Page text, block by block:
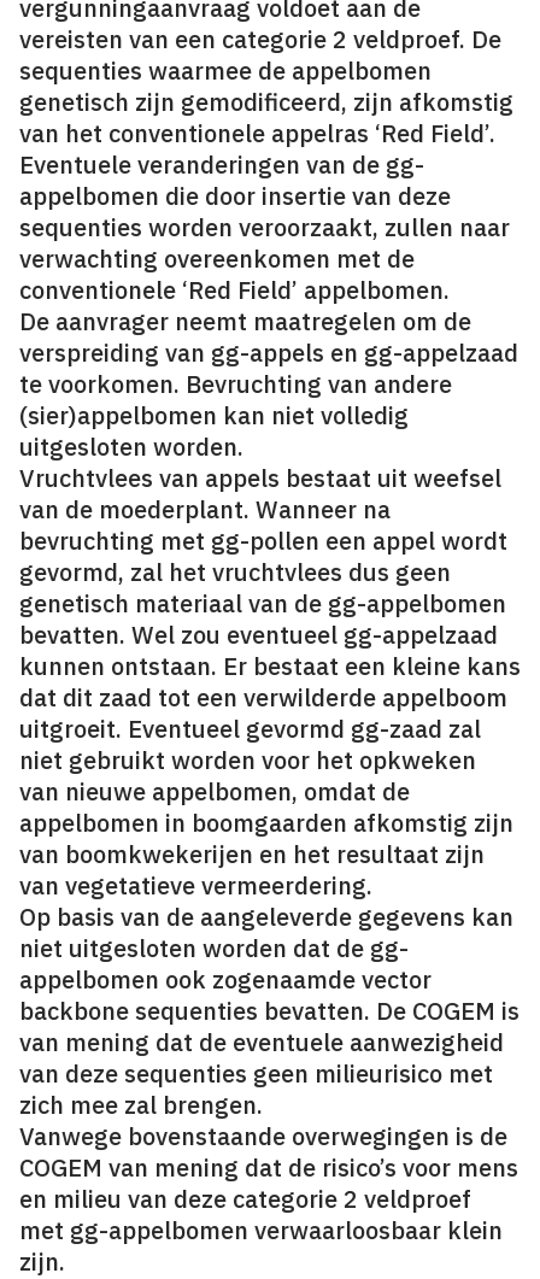
vergunningaanvraag voldoet aan de
vereisten van een categorie 2 veldproef. De
sequenties waarmee de appelbomen
genetisch zijn gemodificeerd, zijn afkomstig
van het conventionele appelras ‘Red Field’.
Eventuele veranderingen van de gg-
appelbomen die door insertie van deze
sequenties worden veroorzaakt, zullen naar
verwachting overeenkomen met de
conventionele ‘Red Field’ appelbomen.
De aanvrager neemt maatregelen om de
verspreiding van gg-appels en gg-appelzaad
te voorkomen. Bevruchting van andere
(sier)appelbomen kan niet volledig
uitgesloten worden.
Vruchtvlees van appels bestaat uit weefsel
van de moederplant. Wanneer na
bevruchting met gg-pollen een appel wordt
gevormd, zal het vruchtvlees dus geen
genetisch materiaal van de gg-appelbomen
bevatten. Wel zou eventueel gg-appelzaad
kunnen ontstaan. Er bestaat een kleine kans
dat dit zaad tot een verwilderde appelboom
uitgroeit. Eventueel gevormd gg-zaad zal
niet gebruikt worden voor het opkweken
van nieuwe appelbomen, omdat de
appelbomen in boomgaarden afkomstig zijn
van boomkwekerijen en het resultaat zijn
van vegetatieve vermeerdering.
Op basis van de aangeleverde gegevens kan
niet uitgesloten worden dat de gg-
appelbomen ook zogenaamde vector
backbone sequenties bevatten. De COGEM is
van mening dat de eventuele aanwezigheid
van deze sequenties geen milieurisico met
zich mee zal brengen.
Vanwege bovenstaande overwegingen is de
COGEM van mening dat de risico’s voor mens
en milieu van deze categorie 2 veldproef
met gg-appelbomen verwaarloosbaar klein
zijn.